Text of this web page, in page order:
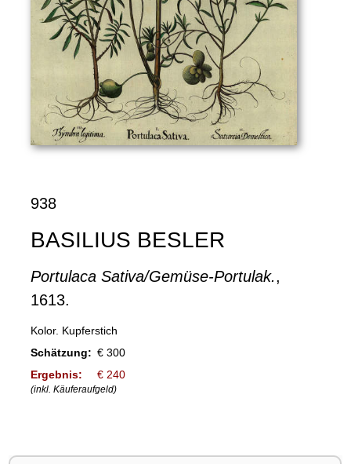
938
BASILIUS BESLER
Portulaca Sativa/Gemüse-Portulak.,
1613.
Kolor. Kupferstich
Schätzung: € 300
Ergebnis:
€ 240
(inkl. Käuferaufgeld)